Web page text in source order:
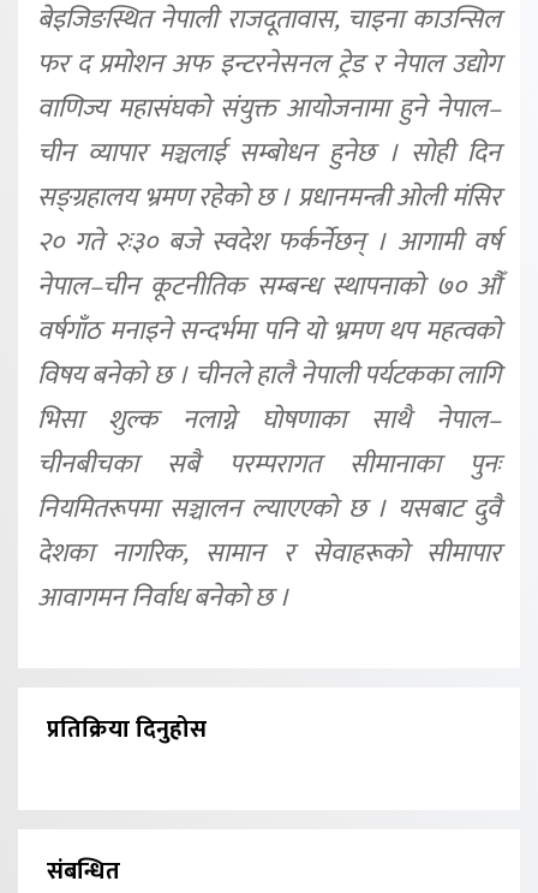
बेइजिङस्थित नेपाली राजदूतावास, चाइना काउन्सिल
फर द प्रमोशन अफ इन्टरनेसनल ट्रेड र नेपाल उद्योग
वाणिज्य महासंघको संयुक्त आयोजनामा हुने नेपाल–
चीन व्यापार मञ्चलाई सम्बोधन हुनेछ । सोही दिन
सङ्ग्रहालय भ्रमण रहेको छ । प्रधानमन्त्री ओली मंसिर
२० गते २ः३० बजे स्वदेश फर्कर्नेछन् । आगामी वर्ष
नेपाल–चीन कूटनीतिक सम्बन्ध स्थापनाको ७० औँ
वर्षगाँठ मनाइने सन्दर्भमा पनि यो भ्रमण थप महत्वको
विषय बनेको छ । चीनले हालै नेपाली पर्यटकका लागि
भिसा शुल्क नलाग्ने घोषणाका साथै नेपाल–
चीनबीचका सबै परम्परागत सीमानाका पुनः
नियमितरूपमा सञ्चालन ल्याएएको छ । यसबाट दुवै
देशका नागरिक, सामान र सेवाहरूको सीमापार
आवागमन निर्वाध बनेको छ ।
प्रतिक्रिया दिनुहोस
संबन्धित